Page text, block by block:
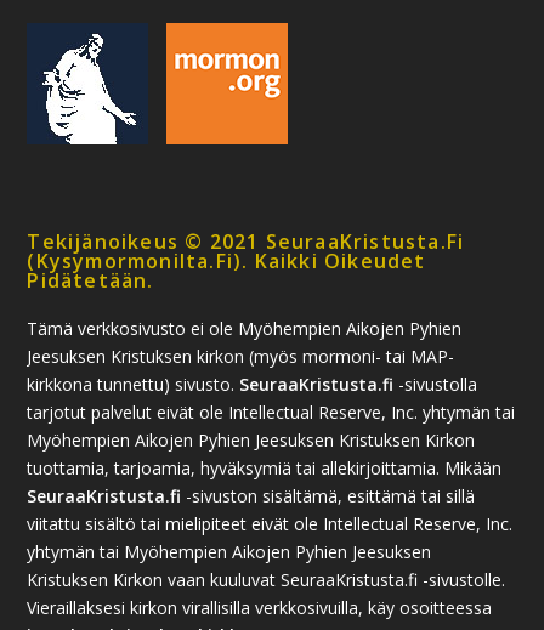
Tekijänoikeus © 2021 SeuraaKristusta.fi
(kysymormonilta.fi). Kaikki Oikeudet
Pidätetään.
Tämä verkkosivusto ei ole Myöhempien Aikojen Pyhien
Jeesuksen Kristuksen kirkon (myös mormoni- tai MAP-
kirkkona tunnettu) sivusto. SeuraaKristusta.fi -sivustolla
tarjotut palvelut eivät ole Intellectual Reserve, Inc. yhtymän tai
Myöhempien Aikojen Pyhien Jeesuksen Kristuksen Kirkon
tuottamia, tarjoamia, hyväksymiä tai allekirjoittamia. Mikään
SeuraaKristusta.fi -sivuston sisältämä, esittämä tai sillä
viitattu sisältö tai mielipiteet eivät ole Intellectual Reserve, Inc.
yhtymän tai Myöhempien Aikojen Pyhien Jeesuksen
Kristuksen Kirkon vaan kuuluvat SeuraaKristusta.fi -sivustolle.
Vieraillaksesi kirkon virallisilla verkkosivuilla, käy osoitteessa